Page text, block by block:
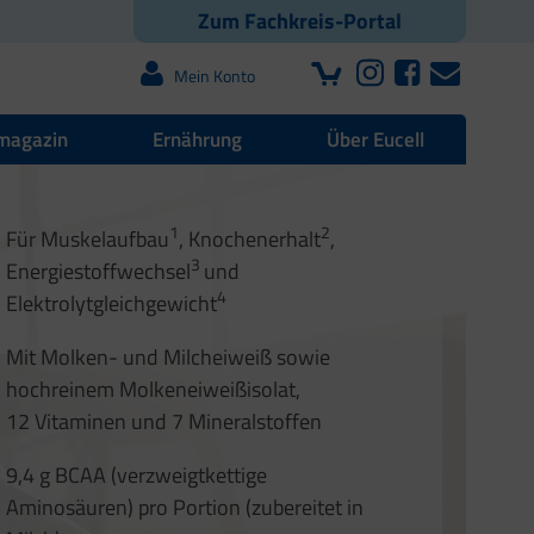
Zum Fachkreis-Portal
Mein Konto
Ernährung Über Eucell
Für Muskelaufbau 1, Knochenerhalt2,
Energiestoffwechsel3 und
Elektrolytgleichgewicht4
Mit Molken- und Milcheiweiß sowie
hochreinem Molkeneiweißisolat,
12 Vitaminen und 7 Mineralstoffen
9,4 g BCAA (verzweigtkettige
Aminosäuren) pro Portion (zubereitet in
| Blutdruck | Muskeln
1
3
und Faszien
1
2